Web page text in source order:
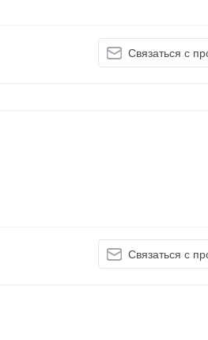
Связаться с
Связаться с